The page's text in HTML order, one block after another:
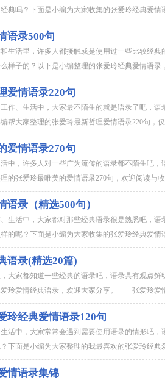
典吗？下面是小编为大家收集的张爱玲经典爱情
语录500句
生活里，许多人都接触或是使用过一些比较经
样子的？以下是小编整理的张爱玲经典爱情语录
爱情语录220句
作、生活中，大家最不陌生的就是语录了吧，
帮大家整理的张爱玲最新哲理爱情语录220句，
爱情语录270句
中，许多人对一些广为流传的语录都不陌生吧
理的张爱玲最唯美的爱情语录270句，欢迎阅读
语录（精选500句）
生活中，大家都对那些经典语录很是熟悉吧，
的呢？下面是小编为大家收集的张爱玲经典爱情
语录(精选20篇)
大家都知道一些经典的语录吧，语录具有观点
爱玲爱情经典语录，欢迎大家分享。 张爱玲
玲经典爱情语录120句
活中，大家常常会遇到需要使用语录的情形吧
下面是小编为大家整理的我最喜欢的张爱玲经典
情语录集锦